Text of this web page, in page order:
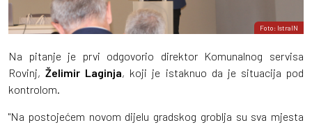
Foto: IstraIN
Na pitanje je prvi odgovorio direktor Komunalnog servisa
Rovinj, Želimir Laginja, koji je istaknuo da je situacija pod
kontrolom.
"Na postojećem novom dijelu gradskog groblja su sva mjesta